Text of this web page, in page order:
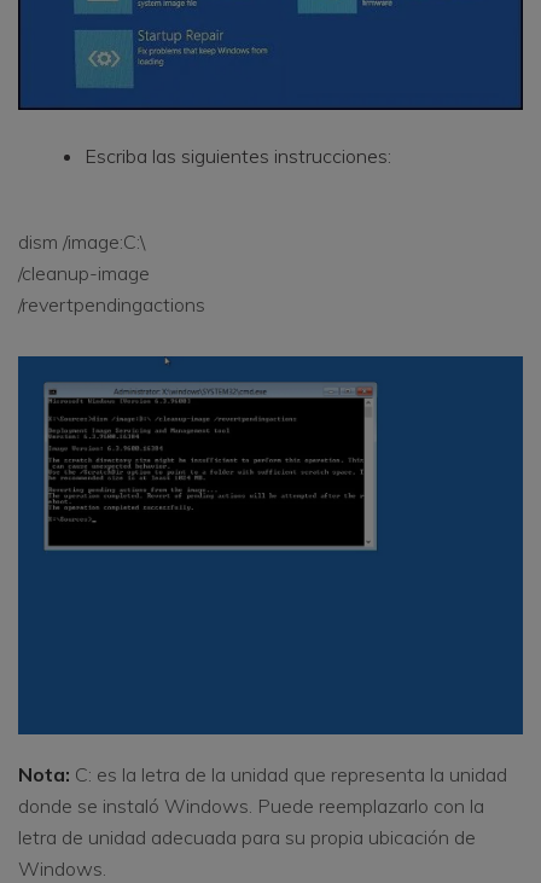
Escriba las siguientes instrucciones:
dism /image:C:\
/cleanup-image
/revertpendingactions
Nota: C: es la letra de la unidad que representa la unidad
donde se instaló Windows. Puede reemplazarlo con la
letra de unidad adecuada para su propia ubicación de
Windows.